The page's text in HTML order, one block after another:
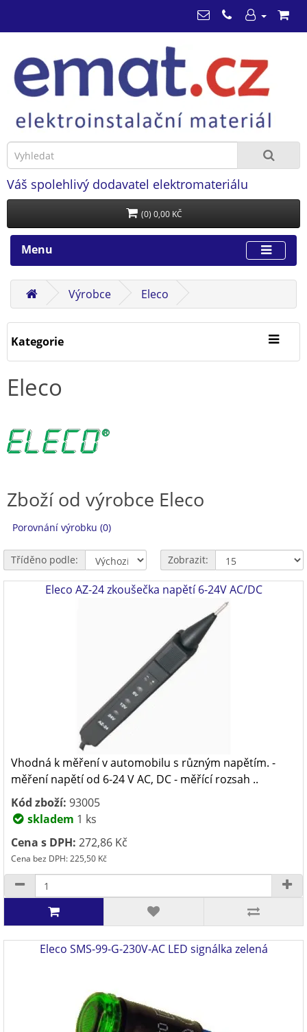
Váš spolehlivý dodavatel elektromateriálu
(0) 0,00 KČ
Menu
Výrobce Eleco
Kategorie
Eleco
Zboží od výrobce Eleco
Porovnání výrobku (0)
Tříděno podle: Zobrazit:
Eleco AZ-24 zkoušečka napětí 6-24V AC/DC
Vhodná k měření v automobilu s různým napětím. -
měření napětí od 6-24 V AC, DC - měřící rozsah ..
Kód zboží: 93005
skladem 1 ks
Cena s DPH: 272,86 Kč
Cena bez DPH: 225,50 Kč
Eleco SMS-99-G-230V-AC LED signálka zelená